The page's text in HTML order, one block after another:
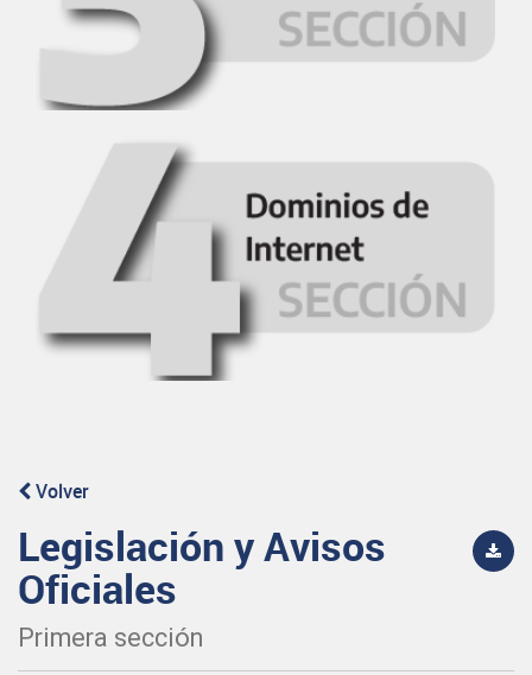
Volver
Legislación y Avisos
Oficiales
Primera sección